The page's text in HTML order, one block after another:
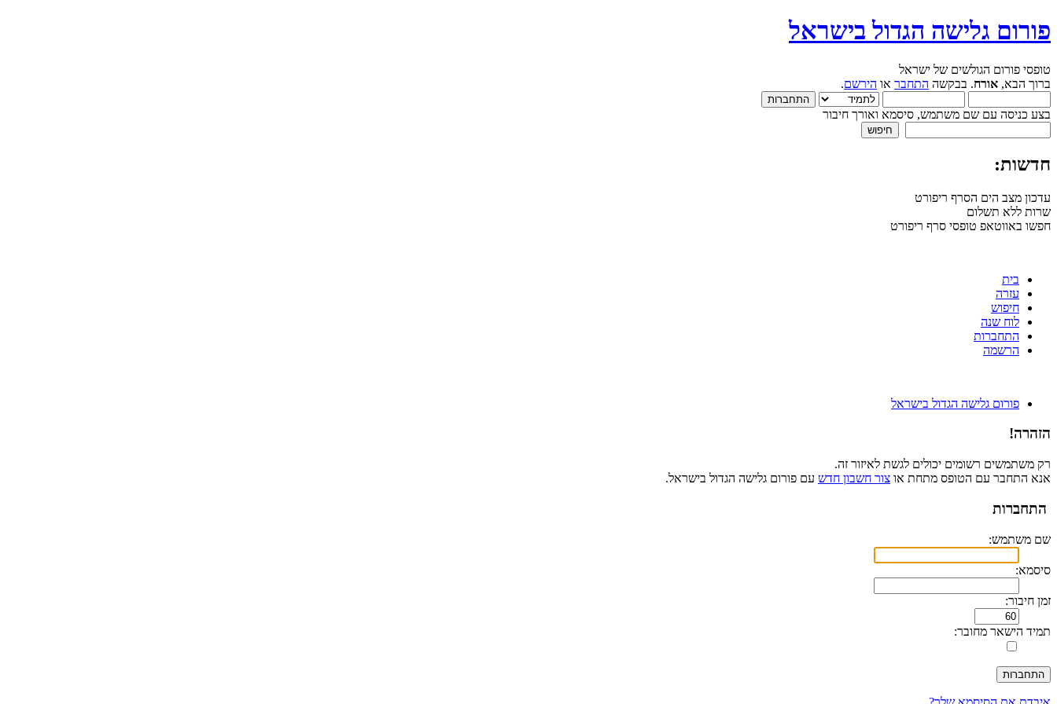
פורום גלישה הגדול בישראל
טופסי פורום הגולשים של ישראל
ברוך הבא, אורח. בבקשה התחבר או הירשם.
בצע כניסה עם שם משתמש, סיסמא ואורך חיבור
חדשות:
עדכון מצב הים הסרף ריפורט
שרות ללא תשלום
חפשו באווטאפ טופסי סרף ריפורט
בית
עזרה
חיפוש
לוח שנה
התחברות
הרשמה
פורום גלישה הגדול בישראל
הזהרה!
רק משתמשים רשומים יכולים לגשת לאיזור זה.
אנא התחבר עם הטופס מתחת או צור חשבון חדש עם פורום גלישה הגדול בישראל.
התחברות
שם משתמש:
סיסמא:
זמן חיבור:
תמיד הישאר מחובר: